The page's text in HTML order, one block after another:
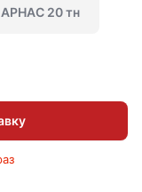
20 тн